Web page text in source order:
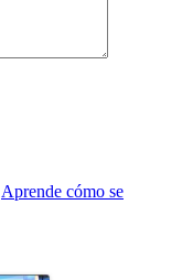
Aprende cómo se